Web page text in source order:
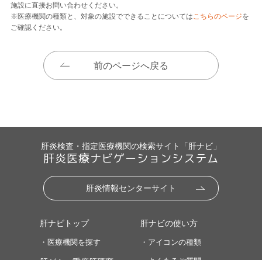
施設に直接お問い合わせください。
※医療機関の種類と、対象の施設でできることについてはこちらのページを
ご確認ください。
前のページへ戻る
肝炎検査・指定医療機関の検索サイト「肝ナビ」
肝炎医療ナビゲーションシステム
肝炎情報センターサイト
肝ナビトップ
・医療機関を探す
肝ナビの使い方
・アイコンの種類